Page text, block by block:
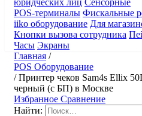
POS-терминалы Фискальные
iiko оборудование Для
Кнопки вызова сотрудника
Часы Экраны
Главная /
POS Оборудование
/Принтер чеков Sam4s Ellix
черный (с БП) в Москве
Избранное Сравнение
Найти: